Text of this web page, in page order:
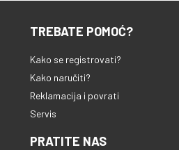
TREBATE POMOĆ?
Kako se registrovati?
Kako naručiti?
Reklamacija i povrati
Servis
PRATITE NAS